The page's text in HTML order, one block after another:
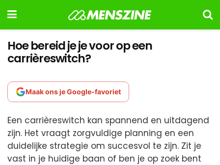
Hoe bereid je je voor op een
carrièreswitch?
Maak ons je Google-favoriet
Een carrièreswitch kan spannend en uitdagend
zijn. Het vraagt zorgvuldige planning en een
duidelijke strategie om succesvol te zijn. Zit je
vast in je huidige baan of ben je op zoek bent